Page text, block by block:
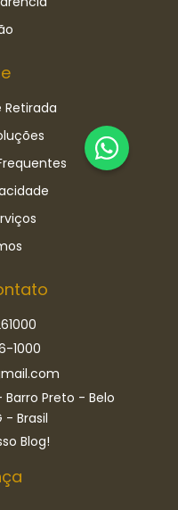
Retirada
1000
Preto - Belo
- Brasil
Blog!